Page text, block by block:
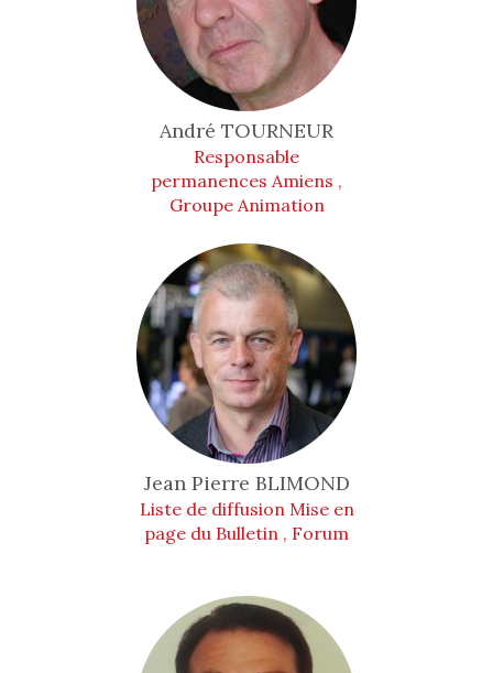
André TOURNEUR
Responsable
permanences Amiens ,
Groupe Animation
Jean Pierre BLIMOND
Liste de diffusion Mise en
page du Bulletin , Forum